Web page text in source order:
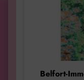
Belfort-